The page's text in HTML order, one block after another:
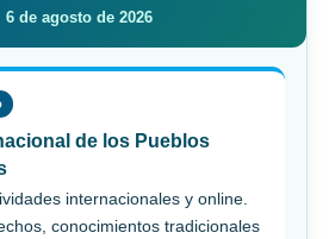
de agosto de 2026
de los Pueblos
internacionales y online.
conocimientos tradicionales